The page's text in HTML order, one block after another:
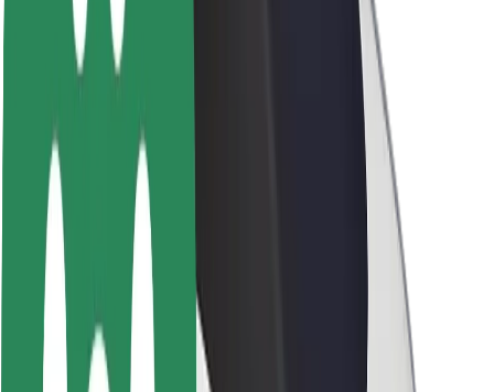
Βιωσιμότητα στη Bolt
Project Zero
Κέντρο Τύπου
Κατευθυντήριες γραμμές Brand
Αποστολή
Σχέσεις με Επενδυτές
Ηγεσία
Μάρκα
Μέσα ενημέρωσης